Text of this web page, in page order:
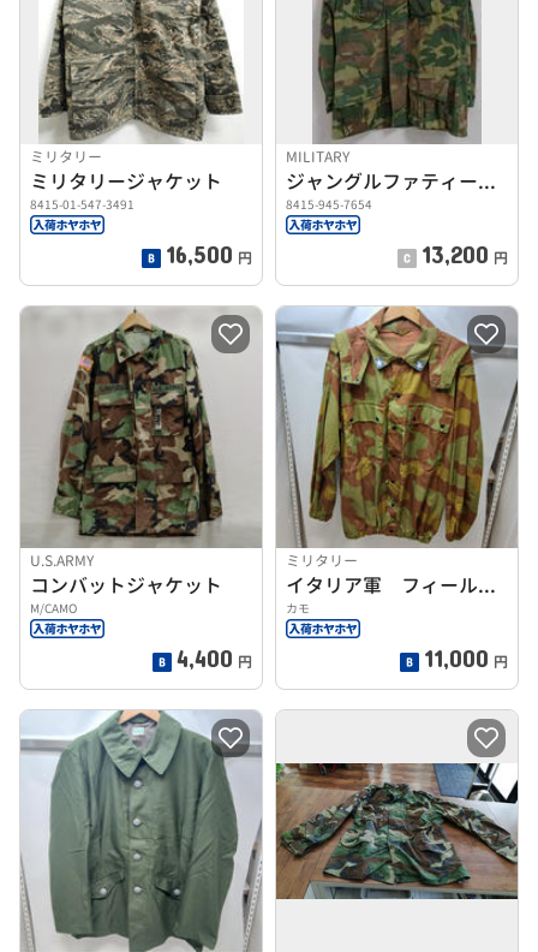
ミリタリー
ミリタリージャケット
8415-01-547-3491
16,500 円
MILITARY
ジャングルファティーグジャケット SMALL LONG
8415-945-7654
13,200 円
U.S.ARMY
コンバットジャケット
M/CAMO
4,400 円
ミリタリー
イタリア軍 フィールドジャケット
カモ
11,000 円